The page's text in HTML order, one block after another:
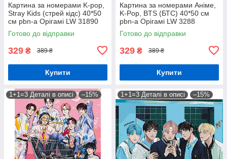
Картина за номерами K-pop,
Stray Kids (стрей кідс) 40*50
см pbn-a Орігамі LW 31890
Готово до відправки
329 ₴ 389 ₴
Купити
Картина за номерами Аніме,
K-Pop, BTS (БТС) 40*50 см
pbn-a Орігамі LW 3288
Готово до відправки
329 ₴ 389 ₴
Купити
1+1=3 Деталі в описі –15% 1+1=3 Деталі в описі –15%